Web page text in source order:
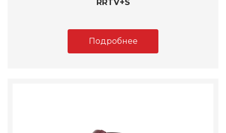
RRTV+S
Подробнее